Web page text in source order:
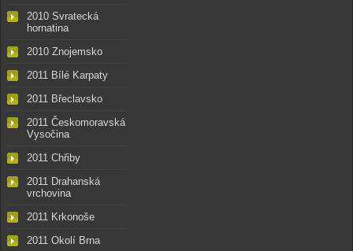
2010 Svratecká
hornatina
2010 Znojemsko
2011 Bílé Karpaty
2011 Břeclavsko
2011 Českomoravská
Vysočina
2011 Chřiby
2011 Drahanská
vrchovina
2011 Krkonoše
2011 Okolí Brna